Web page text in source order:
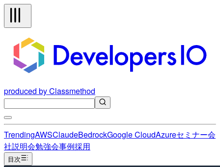
produced by Classmethod
TrendingAWSClaudeBedrockGoogle CloudAzureセミナー会
社説明会勉強会事例採用
目次